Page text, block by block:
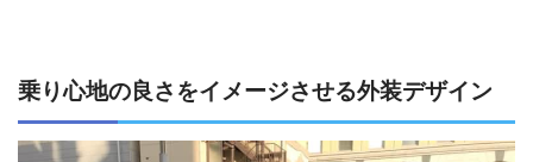
乗り心地の良さをイメージさせる外装デザイン